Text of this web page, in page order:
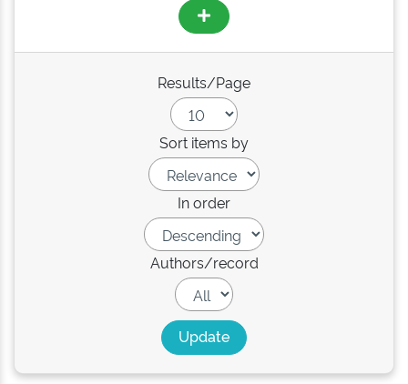
Results/Page
Sort items by
In order
Authors/record